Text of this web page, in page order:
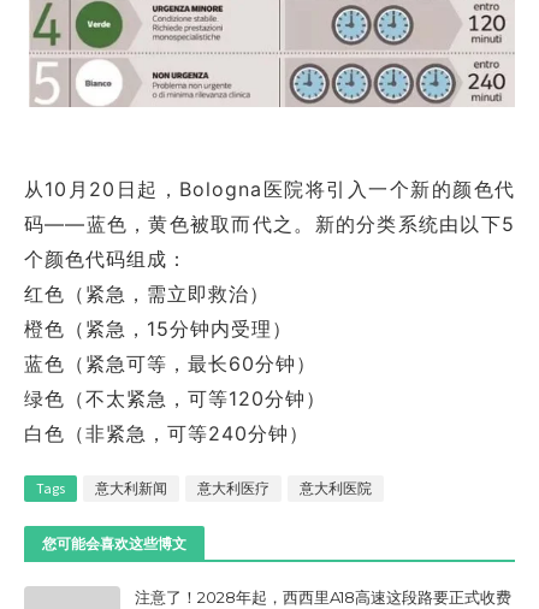
从10月20日起，Bologna医院将引入一个新的颜色代
码——蓝色，黄色被取而代之。新的分类系统由以下5
个颜色代码组成：
红色（紧急，需立即救治）
橙色（紧急，15分钟内受理）
蓝色（紧急可等，最长60分钟）
绿色（不太紧急，可等120分钟）
白色（非紧急，可等240分钟）
Tags 意大利新闻 意大利医疗 意大利医院
您可能会喜欢这些博文
注意了！2028年起，西西里A18高速这段路要正式收费